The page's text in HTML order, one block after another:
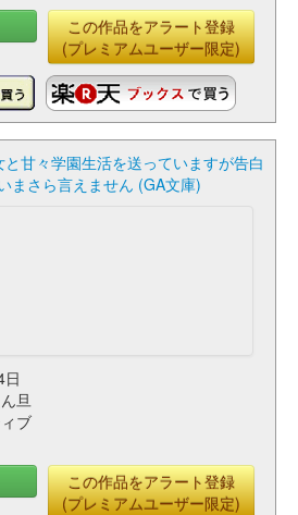
この作品をアラート登録
(プレミアムユーザー限定)
甘々学園生活を送っていますが告白
まさら言えません (GA文庫)
旦
ブ
この作品をアラート登録
(プレミアムユーザー限定)